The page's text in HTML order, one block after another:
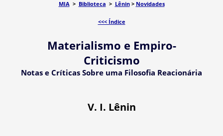
MIA> Biblioteca > Lênin> Novidades
<<< Índice
Materialismo e Empiro-
Criticismo
Notas e Críticas Sobre uma Filosofia Reacionária
V. I. Lênin